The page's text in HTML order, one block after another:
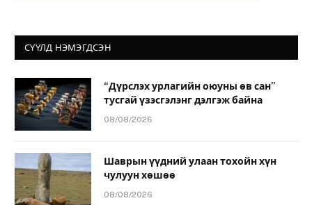
СҮҮЛД НЭМЭГДСЭН
“Дүрслэх урлагийн оюуны өв сан”
тусгай үзэсгэлэнг дэлгэж байна
08/08/2026
Шаврын үүдний улаан тохойн хүн
чулуун хөшөө
08/08/2026